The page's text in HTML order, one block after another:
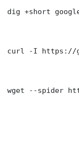
dig +short
curl -I https://
wget --spider